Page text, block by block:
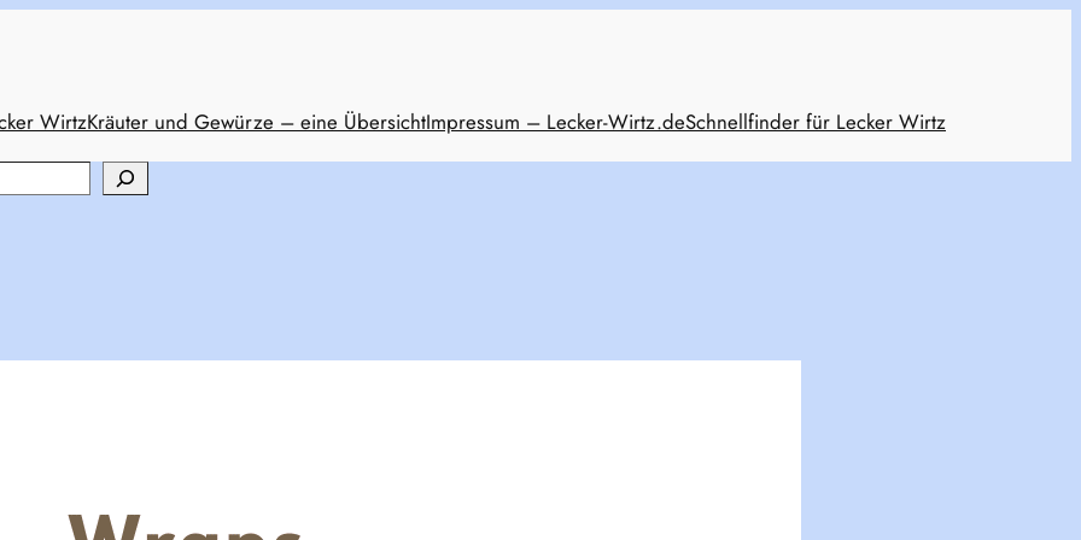
WirtzKräuter und Gewürze – eine ÜbersichtImpressum – Lecker-Wirtz.deSchnellfinder für Lecker Wirtz